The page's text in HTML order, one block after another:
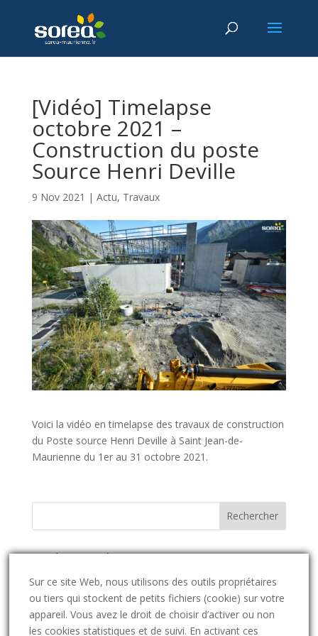
[Vidéo] Timelapse
octobre 2021 –
Construction du poste
Source Henri Deville
9 Nov 2021 | Actu, Travaux
Voici la vidéo en timelapse des travaux de construction
du Poste source Henri Deville à Saint Jean-de-
Maurienne du 1er au 31 octobre 2021.
Catégories d’actus
Catégories
d’actus
Archives des actualités et pannes
Sur ce site Web, nous utilisons des outils propriétaires
ou tiers qui stockent de petits fichiers (cookie) sur votre
appareil. Vous avez le droit de choisir d’activer ou non
les cookies statistiques et de suivi. En activant ces